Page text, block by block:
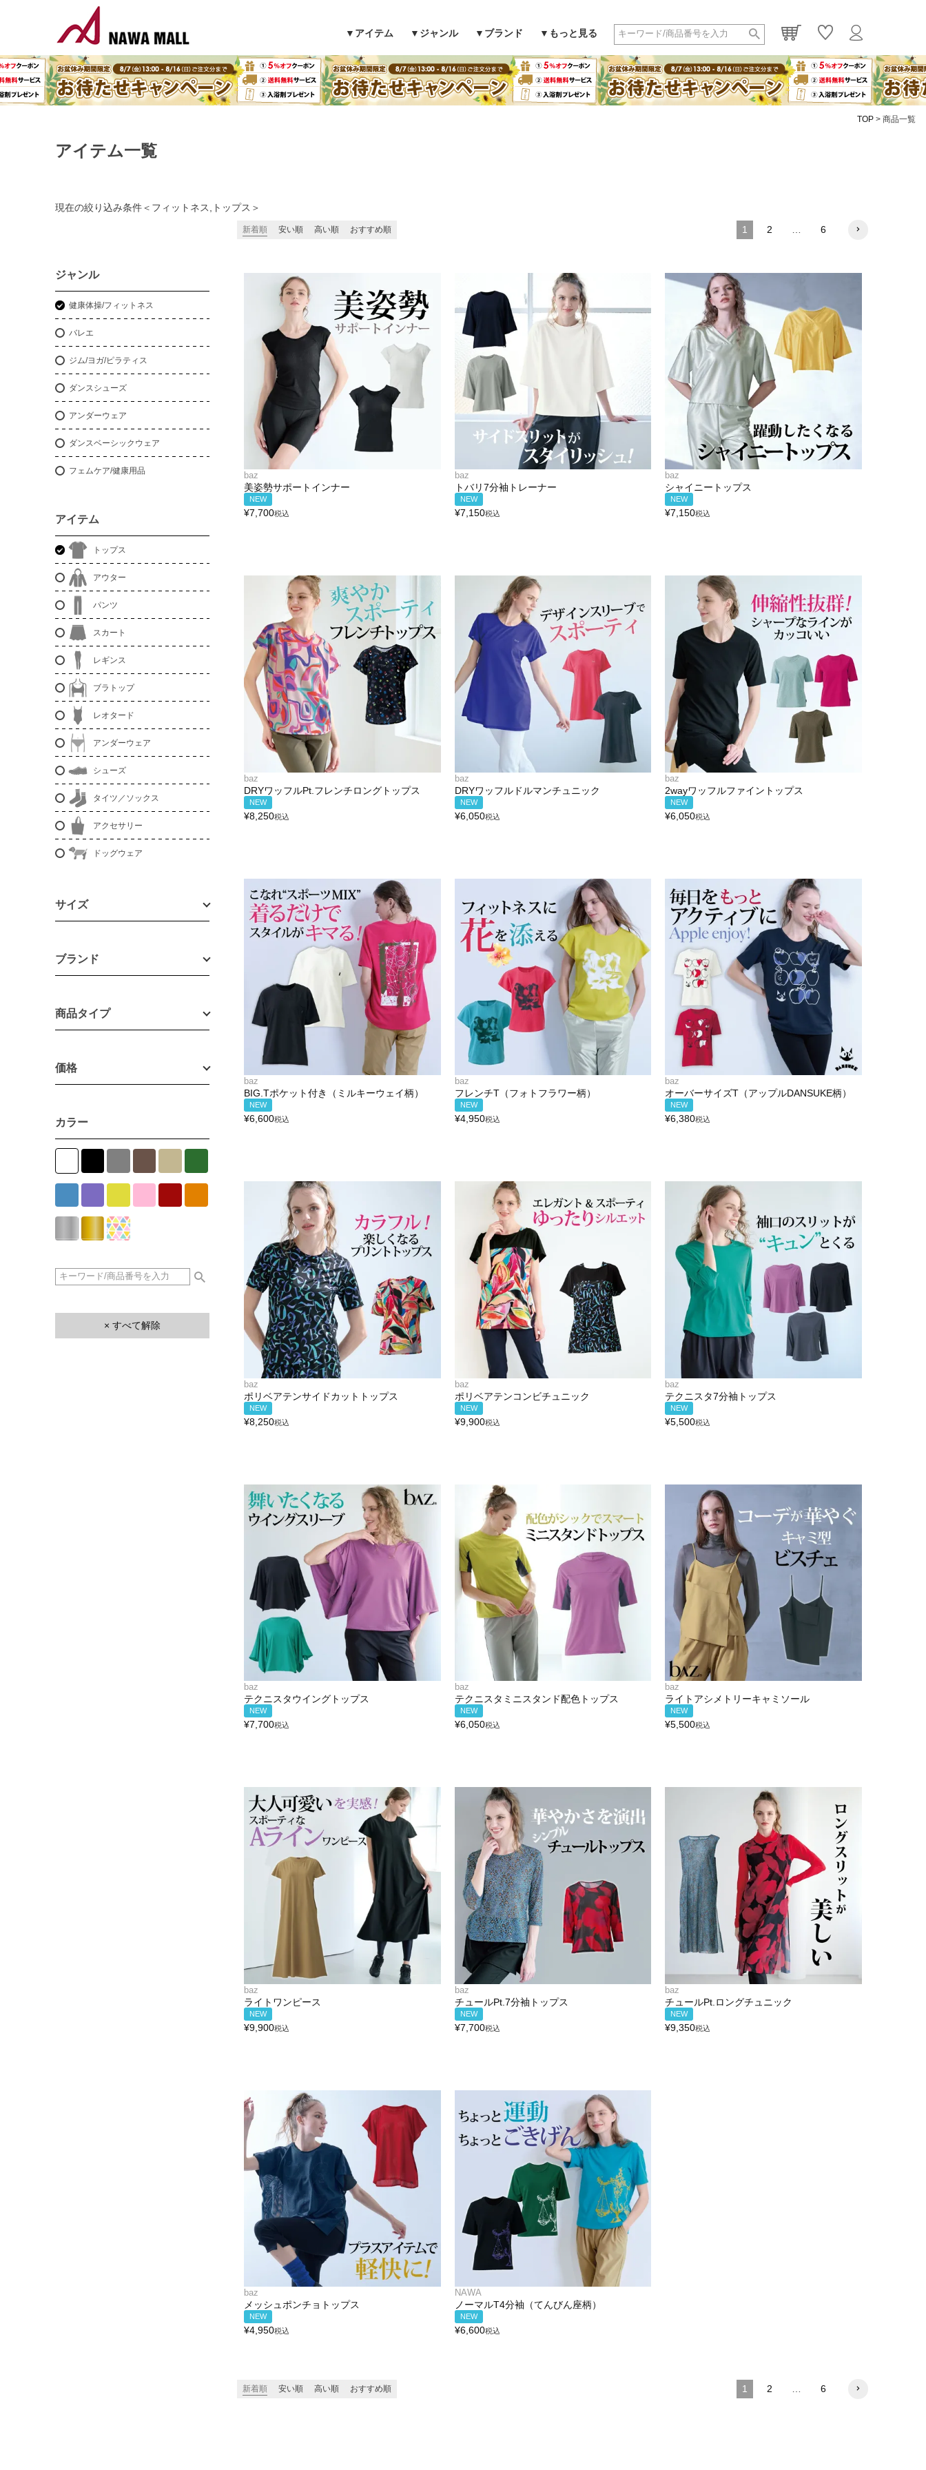
▼アイテム ▼ジャンル ▼ブランド ▼もっと見る
検索
TOP 商品一覧
現在の絞り込み条件＜ フィットネス,トップス ＞
アイテム一覧
ジャンル
健康体操/フィットネス
バレエ
ジム/ヨガ/ピラティス
ダンスシューズ
アンダーウェア
ダンスベーシックウェア
フェムケア/健康用品
アイテム
トップス
アウター
パンツ
スカート
レギンス
ブラトップ
レオタード
アンダーウェア
シューズ
タイツ／ソックス
アクセサリー
ドッグウェア
サイズ
ブランド
商品タイプ
価格
カラー
× すべて解除
新着順 安い順 高い順 おすすめ順 1 2 6
baz
美姿勢サポートインナー
NEW
¥7,700税込
baz
トバリ7分袖トレーナー
NEW
¥7,150税込
baz
シャイニートップス
NEW
¥7,150税込
baz
DRYワッフルPt.フレンチロングトップス
NEW
¥8,250税込
baz
DRYワッフルドルマンチュニック
NEW
¥6,050税込
baz
2wayワッフルファイントップス
NEW
¥6,050税込
baz
BIG.Tポケット付き（ミルキーウェイ柄）
NEW
¥6,600税込
baz
フレンチT（フォトフラワー柄）
NEW
¥4,950税込
baz
オーバーサイズT（アップルDANSUKE柄）
NEW
¥6,380税込
baz
ポリベアテンサイドカットトップス
NEW
¥8,250税込
baz
ポリベアテンコンビチュニック
NEW
¥9,900税込
baz
テクニスタ7分袖トップス
NEW
¥5,500税込
baz
テクニスタウイングトップス
NEW
¥7,700税込
baz
テクニスタミニスタンド配色トップス
NEW
¥6,050税込
baz
ライトアシメトリーキャミソール
NEW
¥5,500税込
baz
ライトワンピース
NEW
¥9,900税込
baz
チュールPt.7分袖トップス
NEW
¥7,700税込
baz
チュールPt.ロングチュニック
NEW
¥9,350税込
baz
メッシュポンチョトップス
NEW
¥4,950税込
NAWA
ノーマルT4分袖（てんびん座柄）
NEW
¥6,600税込
新着順 安い順 高い順 おすすめ順 1 2 … 6